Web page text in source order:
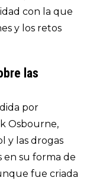
con la que
y los retos
las
por
Osbourne,
y las drogas
en su forma de
fue criada